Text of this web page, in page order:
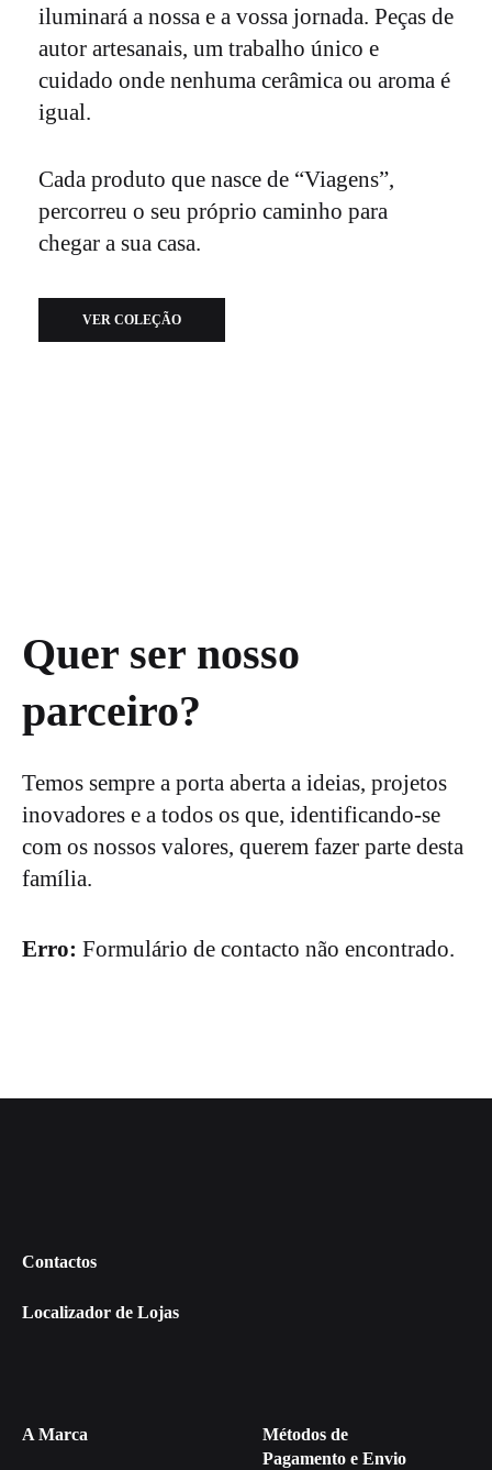
iluminará a nossa e a vossa jornada. Peças de
autor artesanais, um trabalho único e
cuidado onde nenhuma cerâmica ou aroma é
igual.
Cada produto que nasce de “Viagens”,
percorreu o seu próprio caminho para
chegar a sua casa.
VER COLEÇÃO
Quer ser nosso
parceiro?
Temos sempre a porta aberta a ideias, projetos
inovadores e a todos os que, identificando-se
com os nossos valores, querem fazer parte desta
família.
Erro: Formulário de contacto não encontrado.
Contactos
Localizador de Lojas
A Marca
Métodos de
Pagamento e Envio